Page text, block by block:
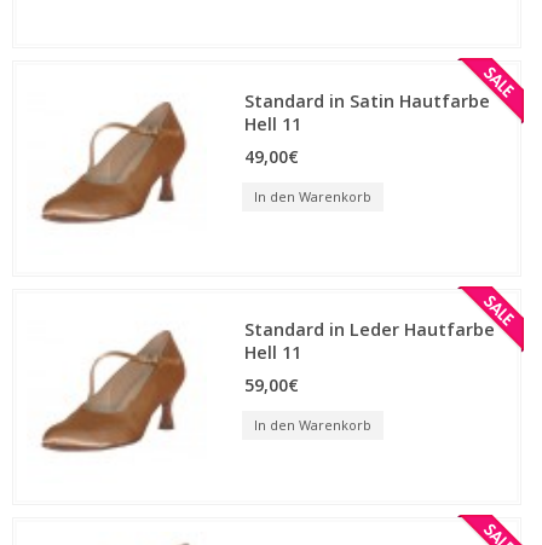
Standard in Satin Hautfarbe
Hell 11
49,00€
In den Warenkorb
Standard in Leder Hautfarbe
Hell 11
59,00€
In den Warenkorb